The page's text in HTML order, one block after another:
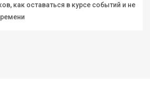
как оставаться в курсе событий и не